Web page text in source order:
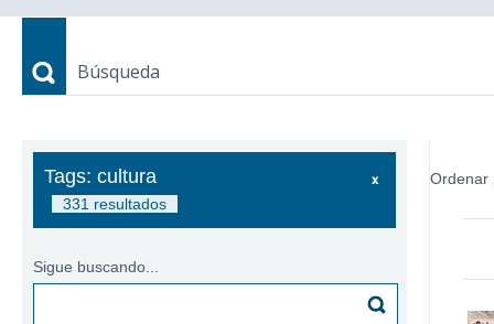
Búsqueda
Tags: cultura
331 resultados
Sigue buscando...
Ordenar